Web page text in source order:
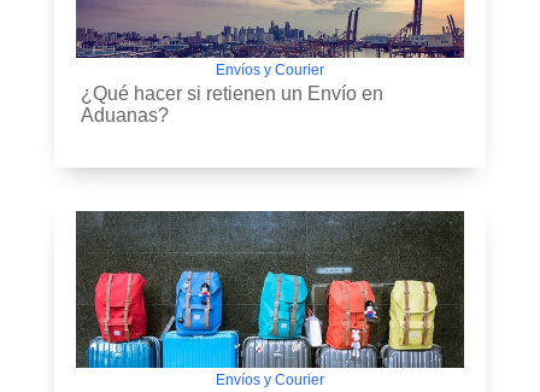
Envíos y Courier
¿Qué hacer si retienen un Envío en
Aduanas?
Envíos y Courier